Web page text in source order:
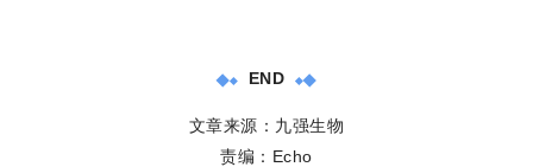
END
文章来源：九强生物
责编：Echo